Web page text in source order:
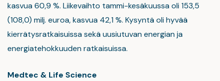
kasvua 60,9 %. Liikevaihto tammi-kesäkuussa oli 153,5
(108,0) milj. euroa, kasvua 42,1 %. Kysyntä oli hyvää
kierrätysratkaisuissa sekä uusiutuvan energian ja
energiatehokkuuden ratkaisuissa.
Medtec & Life Science